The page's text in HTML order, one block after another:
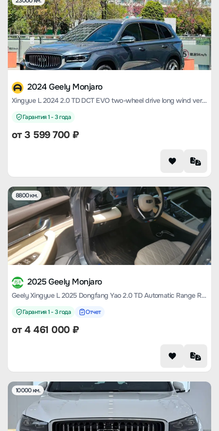
2024 Geely Monjaro
Xingyue L 2024 2.0 TD DCT EVO two-wheel drive long wind version
Гарантия 1 - 3 года
от3 599 700₽
8800 км.
2025 Geely Monjaro
Geely Xingyue L 2025 Dongfang Yao 2.0 TD Automatic Range Rover Version
Гарантия 1 - 3 года Отчет
от4 461 000₽
10000 км.